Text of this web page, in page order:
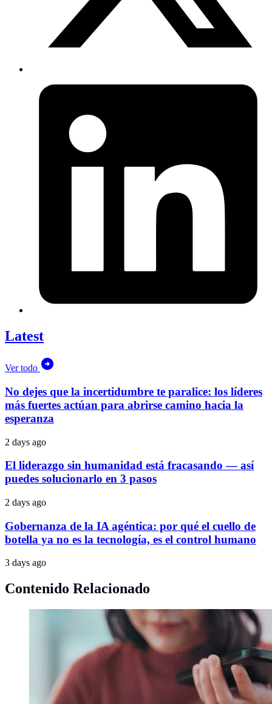
Latest
Ver todo
No dejes que la incertidumbre te paralice: los líderes
más fuertes actúan para abrirse camino hacia la
esperanza
2 days ago
El liderazgo sin humanidad está fracasando — así
puedes solucionarlo en 3 pasos
2 days ago
Gobernanza de la IA agéntica: por qué el cuello de
botella ya no es la tecnología, es el control humano
3 days ago
Contenido Relacionado